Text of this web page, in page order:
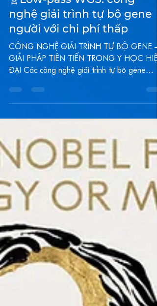
🧬Low-pass WGS: công
nghệ giải trình tự bộ gene
người với chi phí thấp
CÔNG NGHỆ GIẢI TRÌNH TỰ BỘ GENE –
GIẢI PHÁP TIÊN TIẾN TRONG Y HỌC
nhằm xác định các biến thể...